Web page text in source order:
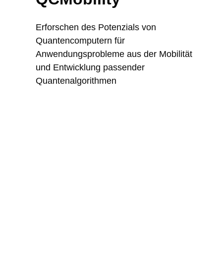
Erforschen des Potenzials von
Quantencomputern für
Anwendungsprobleme aus der Mobilität
und Entwicklung passender
Quantenalgorithmen